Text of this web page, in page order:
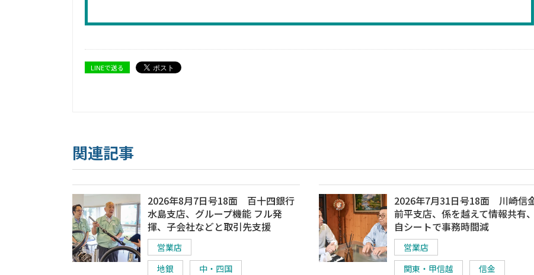
LINEで送る
関連記事
2026年8月7日号18面 百十四銀行
水島支店、グループ機能 フル発
揮、子会社などと取引先支援
営業店
地銀
中・四国
2026年7月31日号18面 川崎信
前平支店、係を越えて情報共有
自シートで事務時間減
営業店
関東・甲信越
信金